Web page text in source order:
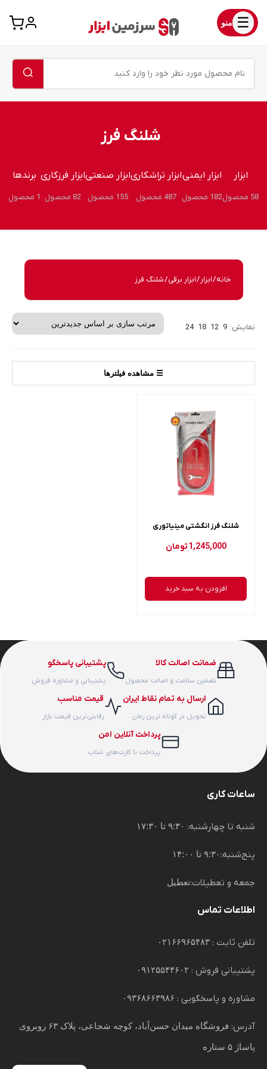
☰ منو
شلنگ فرز
ابزار
58 محصول
ابزار ایمنی
182 محصول
ابزار تراشکاری
487 محصول
ابزار صنعتی
155 محصول
ابزار فرزکاری
82 محصول
برندها
1 محصول
خانه/ابزار/ابزار برقی/ شلنگ فرز
نمایش: 9
12
18
24
☰ مشاهده فیلترها
شلنگ فرز انگشتی مینیاتوری
1,245,000تومان
افزودن به سبد خرید
ضمانت اصالت کالا
تضمین سلامت و اصالت محصول
پشتیبانی پاسخگو
پشتیبانی و مشاوره فروش
ارسال به تمام نقاط ایران
تحویل در کوتاه ترین زمان
قیمت مناسب
رقابتی‌ترین قیمت بازار
پرداخت آنلاین امن
پرداخت با کارت‌های شتاب
ساعات کاری
شنبه تا چهارشنبه: ۹:۳۰ تا ۱۷:۳۰
پنج‌شنبه: ۹:۳۰ تا ۱۴:۰۰
جمعه و تعطیلات:تعطیل
اطلاعات تماس
تلفن ثابت : ۰۲۱۶۶۹۶۵۴۸۳
پشتیبانی فروش : ۰۹۱۲۵۵۴۴۶۰۲
مشاوره و پاسخگویی : ۰۹۳۶۸۶۶۳۹۸۶
آدرس: فروشگاه میدان حسن‌آباد، کوچه شجاعی، پلاک ۶۳ روبروی
پاساژ ۵ ستاره